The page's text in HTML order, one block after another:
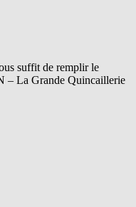
suffit de remplir le
– La Grande Quincaillerie